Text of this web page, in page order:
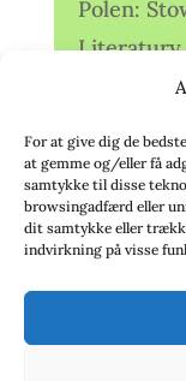
For at give dig de
at gemme og/eller få
samtykke til disse
browsingadfærd eller
dit samtykke eller
indvirkning på visse
Polen:
Literatury
Sverige:
Sverige: